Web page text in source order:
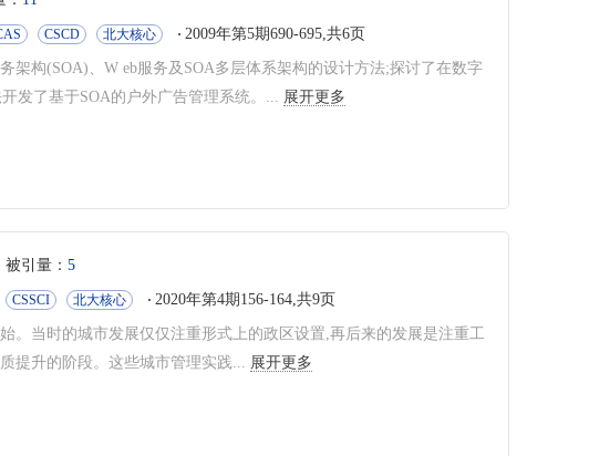
CSCD 北大核心 2009年第5期690-695,共6页
构(SOA)、W eb服务及SOA多层体系架构的设计方法;探讨了在数字
发了基于SOA的户外广告管理系统。... 展开更多
被引量： 5
CSSCI 北大核心 2020年第4期156-164,共9页
。当时的城市发展仅仅注重形式上的政区设置,再后来的发展是注重工
提升的阶段。这些城市管理实践... 展开更多